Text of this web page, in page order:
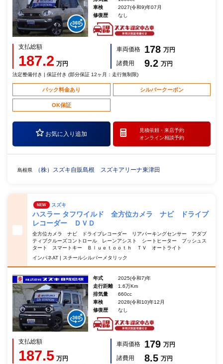
車検
2027(令和9)年07月
修復歴
なし
支払総額
187.2 万円
車両価格 178 万円
諸費用
9.2 万円
法定整備付き | 保証付き (部分保証 12ヶ月：走行無制限)
パック料金あり シルバークーポン
OK保証
お気に入り追加
見積依頼・ 来店予約
オンライン相談予約
島根県 （株）スズキ自販島根 スズキアリーナ東津田
NEW スズキ
ハスラー タフワイルド 全方位カメラ ナビ ドライブ
レコーダー ＤＶＤ
全方位カメラ ナビ ドライブレコーダー リアパーキングセンサー アダプ
ティブクルーズコントロール レーンアシスト シートヒーター プッシュス
タート スマートキー Ｂｌｕｅｔｏｏｔｈ ＴＶ オートライト
インパネAT | スチールシルバーメタリック
年式
2025(令和7)年
走行距離
1.6万Km
排気量
660cc
車検
2028(令和10)年12月
修復歴
なし
支払総額
187.5 万円
車両価格 179 万円
諸費用
8.5 万円